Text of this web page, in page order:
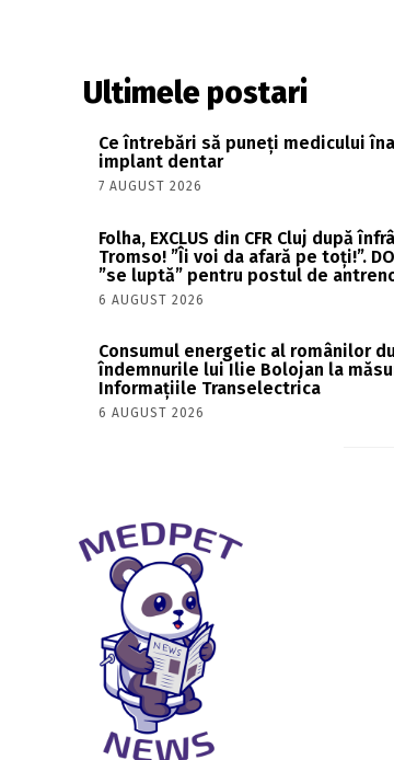
Ultimele postari
Ce întrebări să puneți medicului
implant dentar
7 AUGUST 2026
Folha, EXCLUS din CFR Cluj după
Tromso! ”Îi voi da afară pe toți!”.
”se luptă” pentru postul de
6 AUGUST 2026
Consumul energetic al românilor
îndemnurile lui Ilie Bolojan la
Informațiile Transelectrica
6 AUGUST 2026